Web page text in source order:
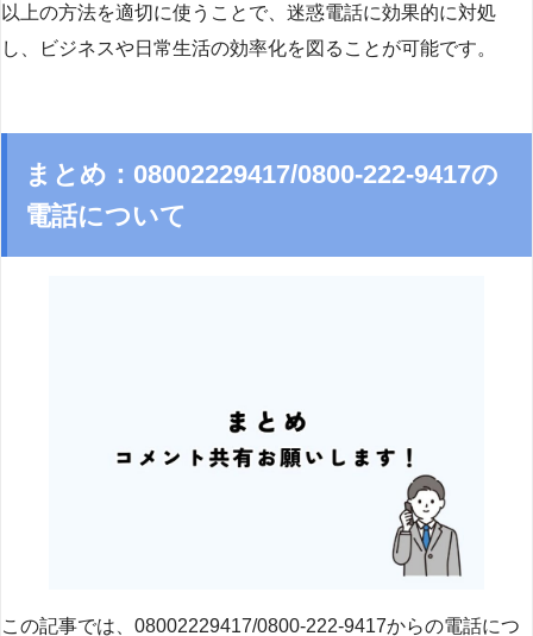
以上の方法を適切に使うことで、迷惑電話に効果的に対処
し、ビジネスや日常生活の効率化を図ることが可能です。
まとめ：08002229417/0800-222-9417の
電話について
この記事では、08002229417/0800-222-9417からの電話につ